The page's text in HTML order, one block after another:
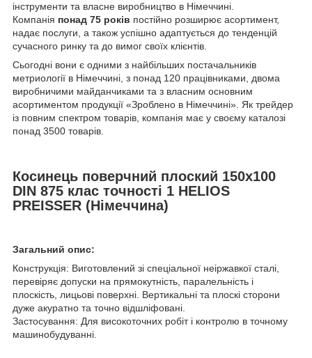
інструменти та власне виробництво в Німеччині.
Компанія понад 75 років постійно розширює асортимент,
надає послуги, а також успішно адаптується до тенденцій
сучасного ринку та до вимог своїх клієнтів.
Сьогодні вони є одними з найбільших постачальників
метриології в Німеччині, з понад 120 працівниками, двома
виробничими майданчиками та з власним основним
асортиментом продукції «Зроблено в Німеччині». Як трейдер
із повним спектром товарів, компанія має у своєму каталозі
понад 3500 товарів.
Косинець поверчний плоский 150х100
DIN 875 клас точності 1 HELIOS
PREISSER (Німеччина)
Загальний опис:
Конструкція: Виготовлений зі спеціальної неіржавкої сталі,
перевіряє допуски на прямокутність, паралельність і
плоскість, лицьові поверхні. Вертикальні та плоскі сторони
дуже акуратно та точно відшліфовані.
Застосування: Для високоточних робіт і контролю в точному
машинобудуванні.